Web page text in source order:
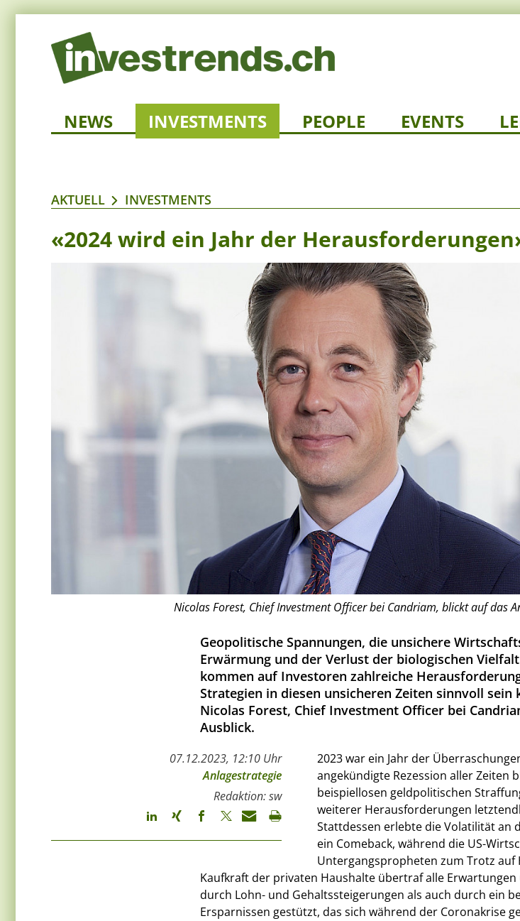
NEWS INVESTMENTS PEOPLE EVENTS
AKTUELL INVESTMENTS
«2024 wird ein Jahr der
Nicolas Forest, Chief Investment Officer bei Candriam, blickt auf das
Geopolitische Spannungen, die unsichere
Erwärmung und der Verlust der biologischen Vielfalt
kommen auf Investoren zahlreiche
Strategien in diesen unsicheren Zeiten sinnvoll
Nicolas Forest, Chief Investment Officer bei
Ausblick.
07.12.2023, 12:10 Uhr
Anlagestrategie
Redaktion: sw
2023 war ein Jahr der
angekündigte Rezession aller Zeiten
beispiellosen geldpolitischen
weiterer Herausforderungen
Stattdessen erlebte die Volatilität an
ein Comeback, während die US-
Untergangspropheten zum Trotz auf
Kaufkraft der privaten Haushalte übertraf alle
durch Lohn- und Gehaltssteigerungen als auch durch ein
Ersparnissen gestützt, das sich während der Coronakrise